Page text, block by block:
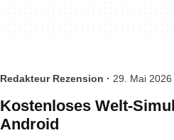
Redakteur Rezension · 29. Mai 2026
Kostenloses Welt-
Android